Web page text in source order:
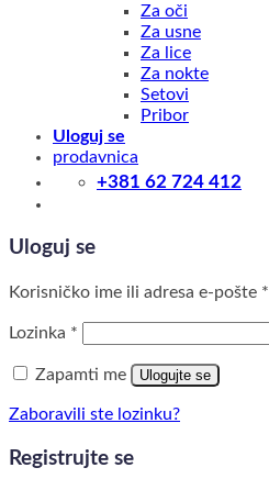
Za oči
Za usne
Za lice
Za nokte
Setovi
Pribor
Uloguj se
prodavnica
+381 62 724 412
Uloguj se
Korisničko ime ili adresa e-pošte *
Lozinka *
Zapamti me Ulogujte se
Zaboravili ste lozinku?
Registrujte se